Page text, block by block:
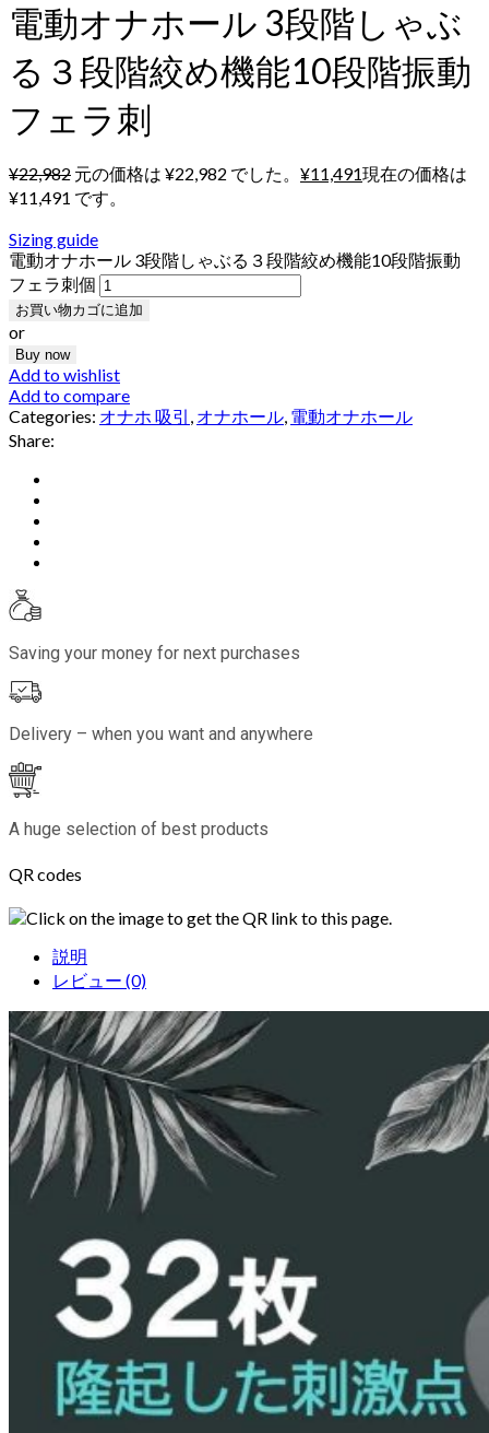
電動オナホール 3段階しゃぶ
る３段階絞め機能10段階振動
フェラ刺
¥22,982 元の価格は ¥22,982 でした。 ¥11,491現在の価格は
¥11,491 です。
Sizing guide
電動オナホール 3段階しゃぶる３段階絞め機能10段階振動
フェラ刺個
お買い物カゴに追加
or
Buy now
Add to wishlist
Add to compare
Categories: オナホ 吸引 , オナホール, 電動オナホール
Share:
Saving your money for next purchases
Delivery – when you want and anywhere
A huge selection of best products
QR codes
Click on the image to get the QR link to this page.
説明
レビュー (0)